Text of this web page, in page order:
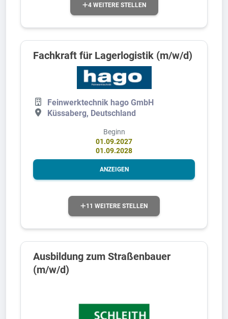
4 WEITERE STELLEN
Fachkraft für Lagerlogistik (m/w/d)
Feinwerktechnik hago GmbH
Küssaberg, Deutschland
Beginn
01.09.2027
01.09.2028
ANZEIGEN
11 WEITERE STELLEN
Ausbildung zum Straßenbauer
(m/w/d)